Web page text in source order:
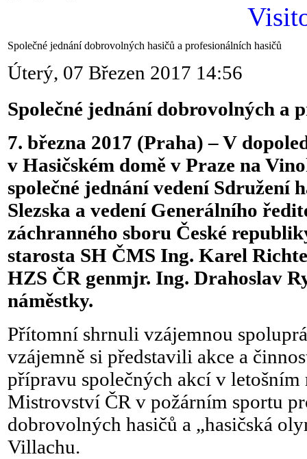
Společné jednání dobrovolných hasičů a profesionálních hasičů
Úterý, 07 Březen 2017 14:56
Společné jednání dobrovolných a
7. března 2017 (Praha) – V
v Hasičském domě v Praze na
společné jednání vedení Sdružení
Slezska a vedení Generálního
záchranného sboru České
starosta SH ČMS Ing. Karel
HZS ČR genmjr. Ing. Drahoslav
náměstky.
Přítomní shrnuli vzájemnou
vzájemně si představili akce a
přípravu společných akcí v letošním
Mistrovství ČR v požárním sportu
dobrovolných hasičů a „hasičská
Villachu.